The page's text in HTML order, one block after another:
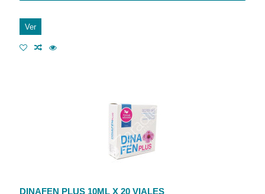
Ver
DINAFEN PLUS 10ML X 20 VIALES